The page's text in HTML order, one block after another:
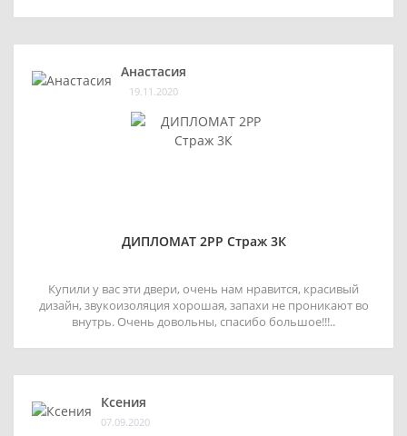
Анастасия
19.11.2020
ДИПЛОМАТ 2РР Страж 3К
Купили у вас эти двери, очень нам нравится, красивый
дизайн, звукоизоляция хорошая, запахи не проникают во
внутрь. Очень довольны, спасибо большое!!!..
Ксения
07.09.2020